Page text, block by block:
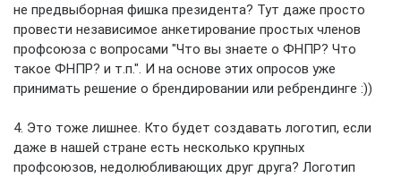
не предвыборная фишка президента? Тут даже просто
провести независимое анкетирование простых членов
профсоюза с вопросами "Что вы знаете о ФНПР? Что
такое ФНПР? и т.п.". И на основе этих опросов уже
принимать решение о брендировании или ребрендинге :))
4. Это тоже лишнее. Кто будет создавать логотип, если
даже в нашей стране есть несколько крупных
профсоюзов, недолюбливающих друг друга? Логотип